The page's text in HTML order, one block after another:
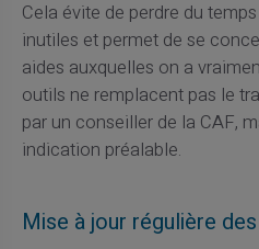
Cela évite de perdre du
inutiles et permet de se
aides auxquelles on a
outils ne remplacent pas le
par un conseiller de la CAF,
indication préalable.
Mise à jour régulière